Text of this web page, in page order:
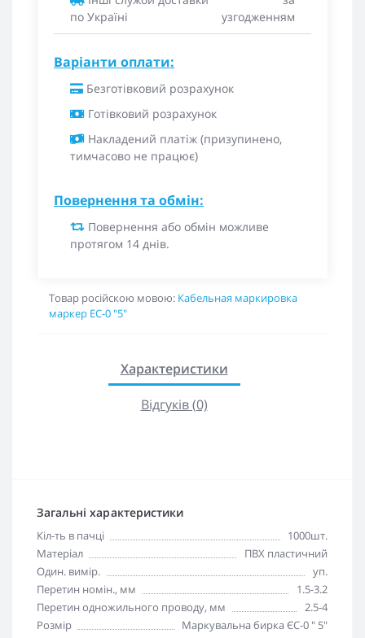
по Україні
узгодженням
Варіанти оплати:
Безготівковий розрахунок
Готівковий розрахунок
Накладений платіж (призупинено,
тимчасово не працює)
Повернення та обмін:
Повернення або обмін можливе
протягом 14 днів.
Товар російскою мовою: Кабельная маркировка
маркер EC-0 "5"
Характеристики
Відгуків (0)
Загальні характеристики
Кіл-ть в пачці
1000шт.
Матеріал
ПВХ пластичний
Один. вимір.
уп.
Перетин номін., мм
1.5-3.2
Перетин одножильного проводу, мм
2.5-4
Розмір
Маркувальна бирка ЄС-0 " 5"